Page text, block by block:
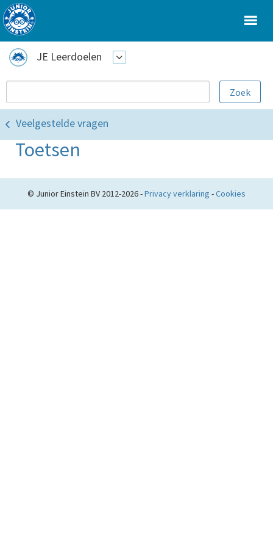
JE Leerdoelen
Veelgestelde vragen
Toetsen
© Junior Einstein BV 2012-2026 -Privacy verklaring -Cookies